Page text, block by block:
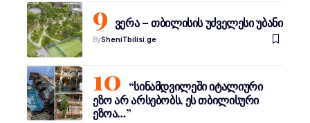
ვერა – თბილისის უძველესი უბანი
BySheniTbilisi.ge
“სინამდვილეში იტალიური
ეზო არ არსებობს, ეს თბილისური
ეზოა…”